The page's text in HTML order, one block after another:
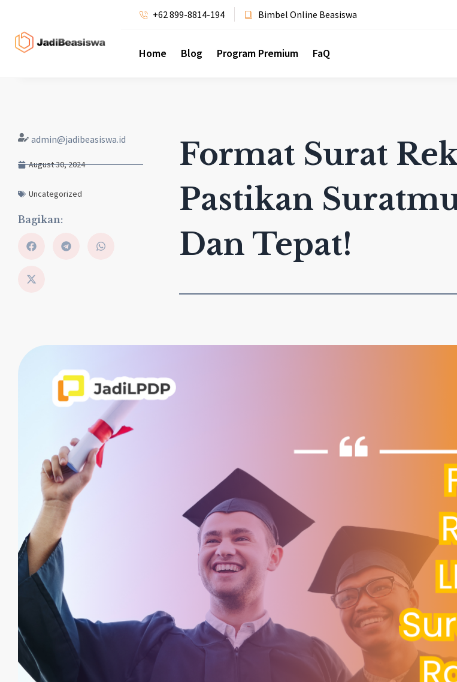
+62 899-8814-194 Bimbel Online Beasiswa
Home Blog Program Premium FaQ
admin@jadibeasiswa.id
August 30, 2024
Uncategorized
Bagikan:
Format Surat
Pastikan
Dan Tepat!